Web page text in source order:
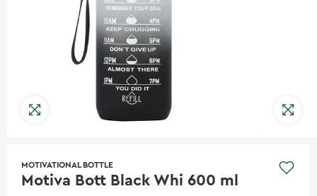
MOTIVATIONAL BOTTLE
Motiva Bott Black Whi 600 ml